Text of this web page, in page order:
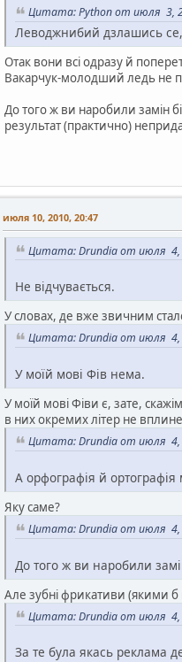
Цитата: Python от июля 3,
Леводжнибий дзлашись се,
Отак вони всі одразу й
Вакарчук-молодший ледь не
До того ж ви наробили замін
результат (практично)
июля 10, 2010, 20:47
Цитата: Drundia от июля 4,
Не відчувається.
У словах, де вже звичним
Цитата: Drundia от июля 4,
У моїй мові Фів нема.
У моїй мові Фіви є, зате,
в них окремих літер не вплине
Цитата: Drundia от июля 4,
А орфографія й
Яку саме?
Цитата: Drundia от июля 4,
До того ж ви наробили
Але зубні фрикативи (якими б
Цитата: Drundia от июля 4,
За те була якась реклама